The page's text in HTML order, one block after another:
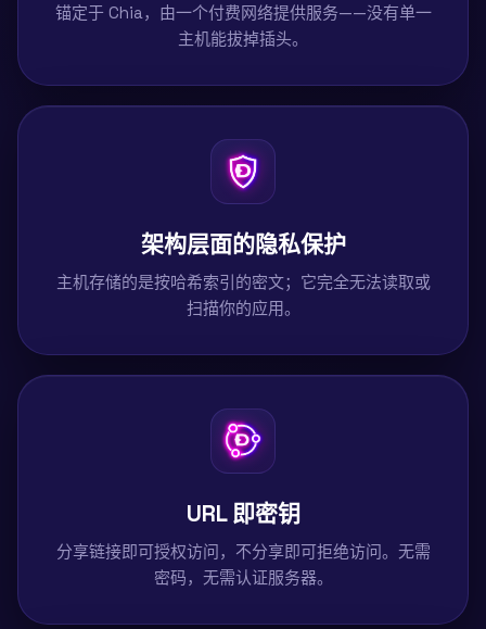
锚定于 Chia，由一个付费网络提供服务——没有单一
主机能拔掉插头。
架构层面的隐私保护
主机存储的是按哈希索引的密文；它完全无法读取或
扫描你的应用。
URL 即密钥
分享链接即可授权访问，不分享即可拒绝访问。无需
密码，无需认证服务器。